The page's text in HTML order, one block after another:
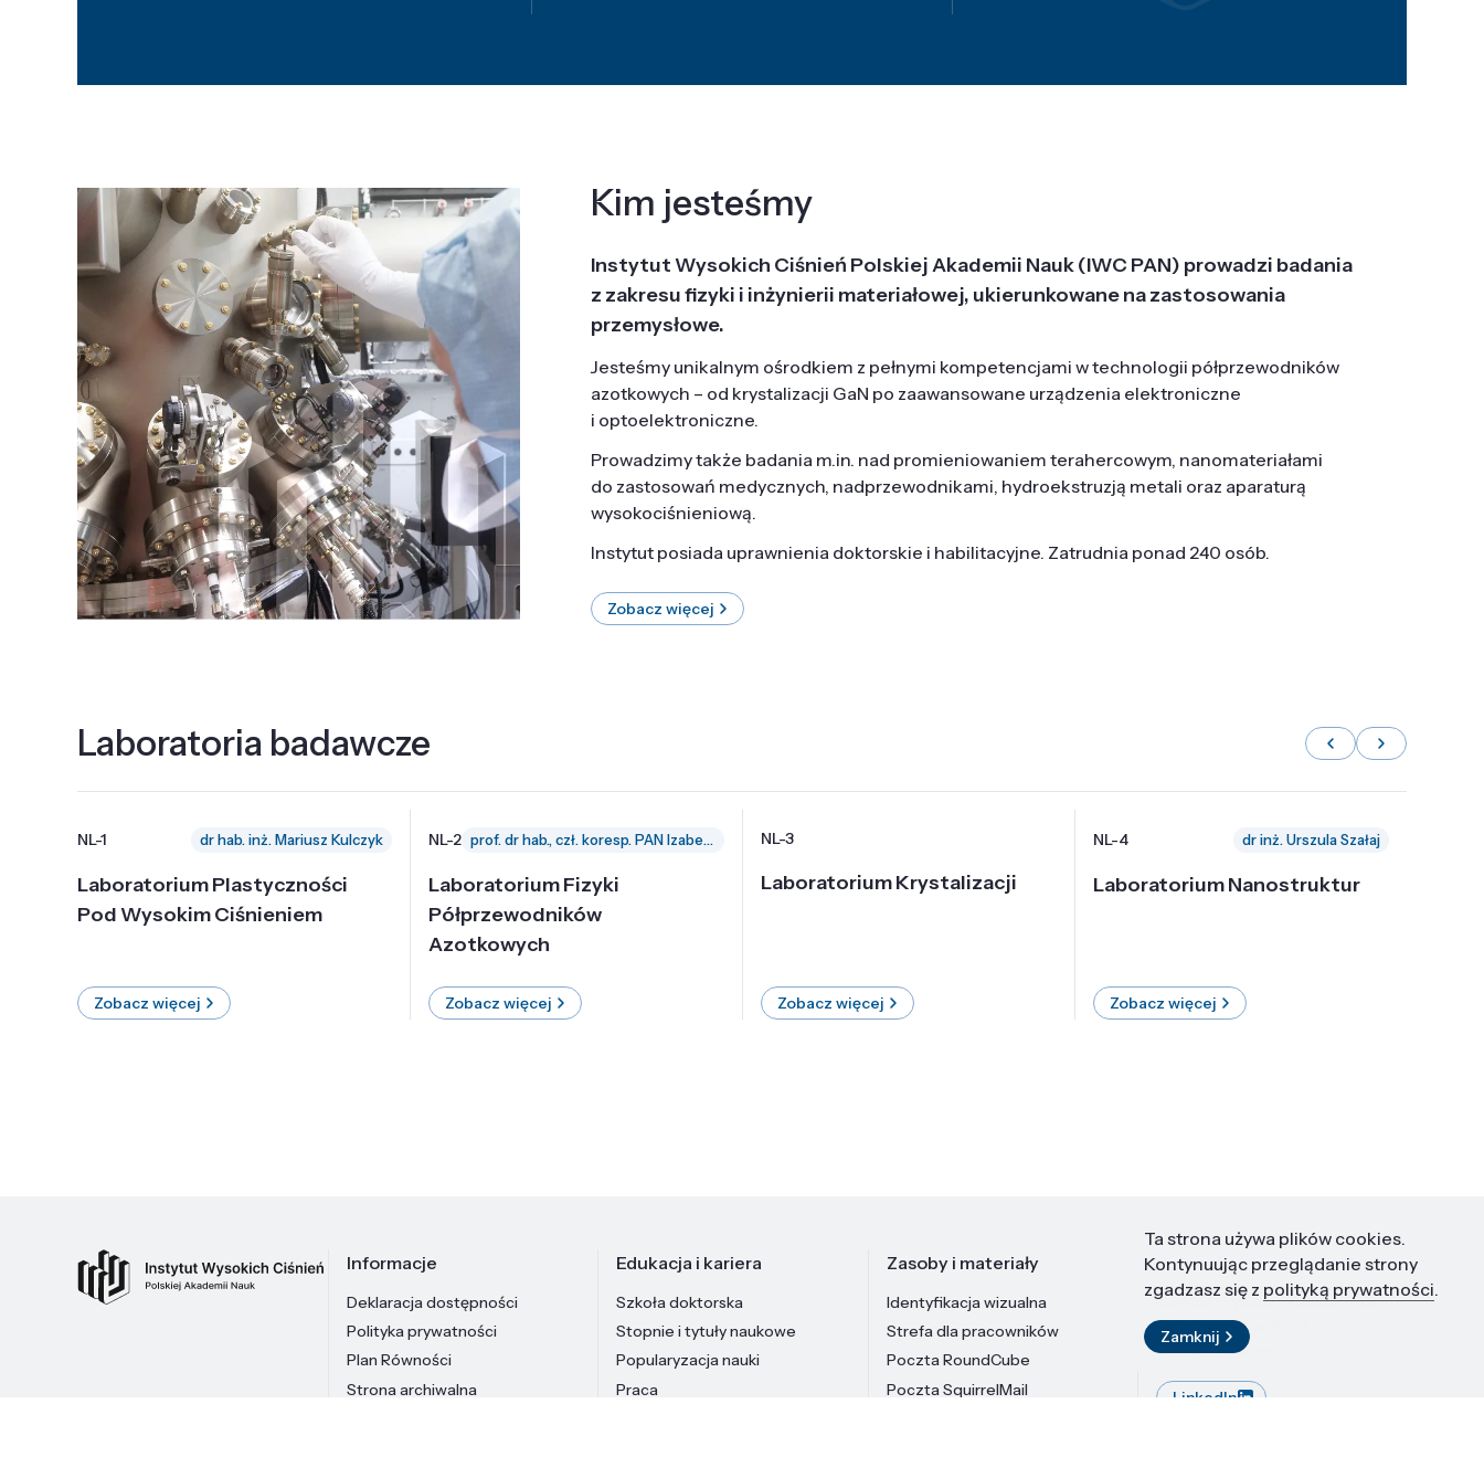
Kim jesteśmy
Instytut Wysokich Ciśnień Polskiej Akademii Nauk (IWC PAN) prowadzi badania
z zakresu fizyki i inżynierii materiałowej, ukierunkowane na zastosowania
przemysłowe.
Jesteśmy unikalnym ośrodkiem z pełnymi kompetencjami w technologii półprzewodników
azotkowych – od krystalizacji GaN po zaawansowane urządzenia elektroniczne
i optoelektroniczne.
Prowadzimy także badania m.in. nad promieniowaniem terahercowym, nanomateriałami
do zastosowań medycznych, nadprzewodnikami, hydroekstruzją metali oraz aparaturą
wysokociśnieniową.
Instytut posiada uprawnienia doktorskie i habilitacyjne. Zatrudnia ponad 240 osób.
Zobacz więcej
Laboratoria badawcze
NL-1 dr hab. inż. Mariusz Kulczyk
Laboratorium Plastyczności
Pod Wysokim Ciśnieniem
Zobacz więcej
NL-2 prof. dr hab., czł. koresp. PAN Izabella Grzegory
Laboratorium Fizyki
Półprzewodników
Azotkowych
Zobacz więcej
NL-3
Laboratorium Krystalizacji
Zobacz więcej
NL-4 dr inż. Urszula Szałaj
Laboratorium Nanostruktur
Zobacz więcej
Informacje
Deklaracja dostępności
Polityka prywatności
Plan Równości
Strona archiwalna
Edukacja i kariera
Szkoła doktorska
Stopnie i tytuły naukowe
Popularyzacja nauki
Praca
Zasoby i materiały
Identyfikacja wizualna
Strefa dla pracowników
Poczta RoundCube
Poczta SquirrelMail
Kontakt
Instytut Wysokich Ciśnień PAN
ul. Sokołowska 29/37
01-142 Warszawa
LinkedIn
Ta strona używa plików cookies.
Kontynuując przeglądanie strony
zgadzasz się z polityką prywatności.
Zamknij